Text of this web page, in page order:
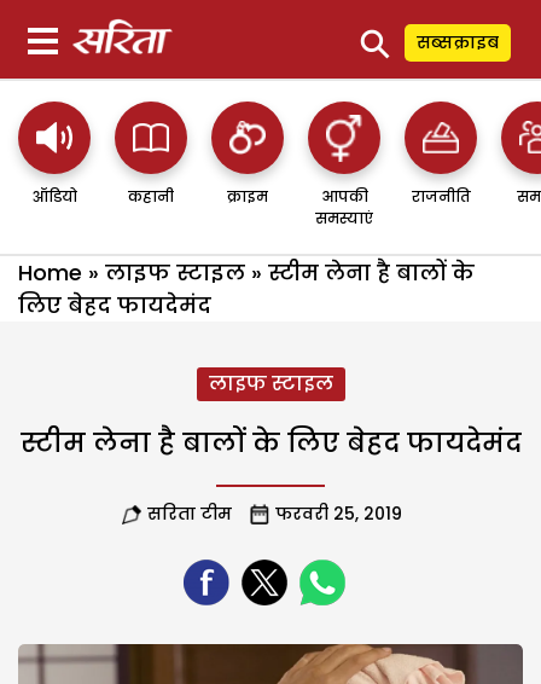
⚲ सब्सक्राइब
ऑडियो कहानी क्राइम
आपकी
समस्याएं
राजनीति
Home » लाइफ स्टाइल » स्टीम लेना है बालों के
लिए बेहद फायदेमंद
लाइफ स्टाइल
स्टीम लेना है बालों के लिए बेहद फायदेमंद
सरिता टीम फरवरी 25, 2019